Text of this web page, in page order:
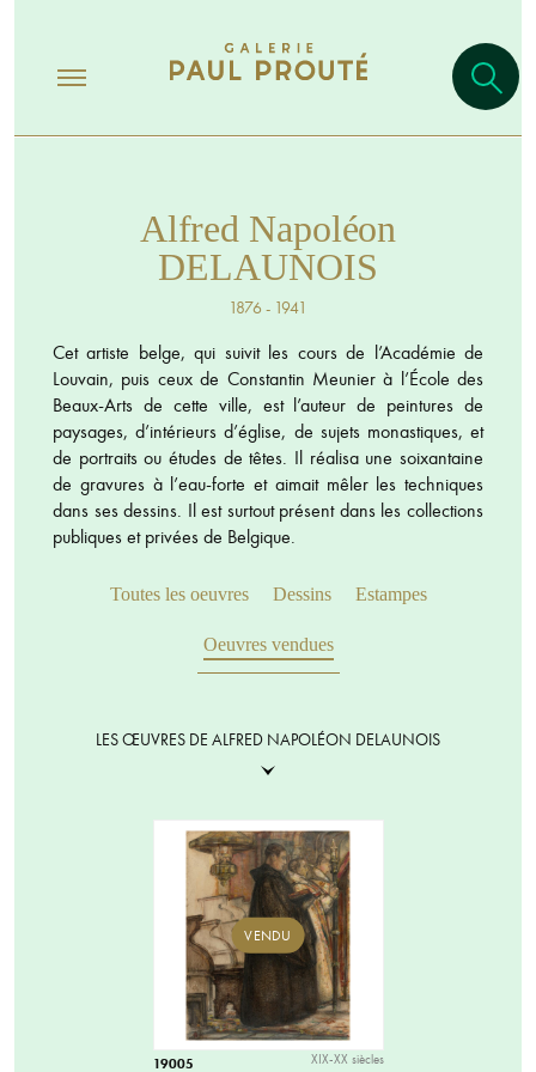
Alfred Napoléon
DELAUNOIS
1876 - 1941
Cet artiste belge, qui suivit les cours de l’Académie de
Louvain, puis ceux de Constantin Meunier à l’École des
Beaux-Arts de cette ville, est l’auteur de peintures de
paysages, d’intérieurs d’église, de sujets monastiques, et
de portraits ou études de têtes. Il réalisa une soixantaine
de gravures à l’eau-forte et aimait mêler les techniques
dans ses dessins. Il est surtout présent dans les collections
publiques et privées de Belgique.
Toutes les oeuvres Dessins Estampes
Oeuvres vendues
LES ŒUVRES DE ALFRED NAPOLÉON DELAUNOIS
VENDU
19005 XIX-XX siècles